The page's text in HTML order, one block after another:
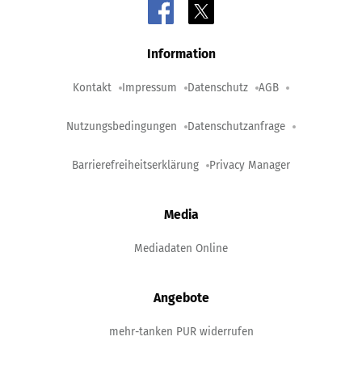
Information
Kontakt Impressum Datenschutz AGB
Nutzungsbedingungen Datenschutzanfrage
Barrierefreiheitserklärung Privacy Manager
Media
Mediadaten Online
Angebote
mehr-tanken PUR widerrufen